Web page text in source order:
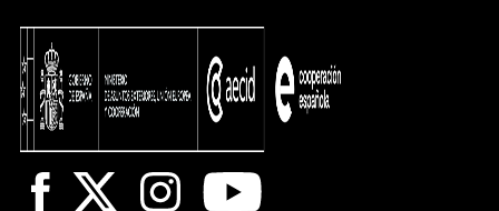
Facebook
X InstagramYoutube